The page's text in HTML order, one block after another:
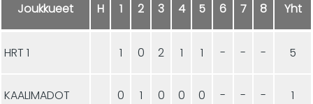
Joukkueet H 1 2 3 4 5 6 7 8 Yht
HRT 1 1 0 2 1 1 - - - 5
KAALIMADOT 0 1 0 0 0 - - - 1